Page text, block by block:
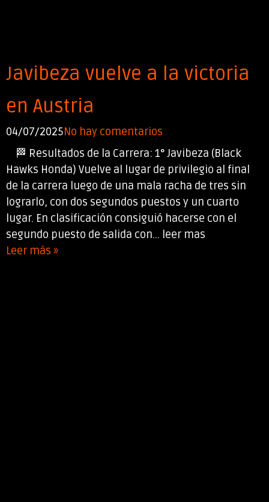
Javibeza vuelve a la victoria
en Austria
04/07/2025No hay comentarios
🏁 Resultados de la Carrera: 1° Javibeza (Black
Hawks Honda) Vuelve al lugar de privilegio al final
de la carrera luego de una mala racha de tres sin
lograrlo, con dos segundos puestos y un cuarto
lugar. En clasificación consiguió hacerse con el
segundo puesto de salida con... leer mas
Leer más »